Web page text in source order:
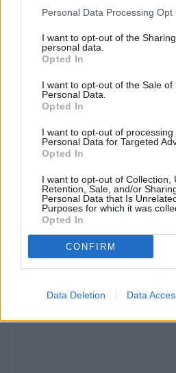
Personal Data Processing Opt
I want to opt-out of the
personal data.
Opted In
I want to opt-out of the Sale of
Personal Data.
Opted In
I want to opt-out of processing
Personal Data for Targeted
Opted In
I want to opt-out of Collection,
Retention, Sale, and/or
Personal Data that Is
Purposes for which it was
Opted In
CONFIRM
Data Deletion Data
ολοκληρώνοντας την
νομοσχεδίου, τόνισε ότι
να προστατεύσουμε ζωές
κακές συνήθειες. Η
επέλεξε να μείνει «στη
παρατηρητή και της
κάθε οδηγού στους
αλλά επιλέξαμε να
Πολιτεία, στο κάδρο της
δράσης και να αλλάξουν
πράγματα στον ΚΟΚ».